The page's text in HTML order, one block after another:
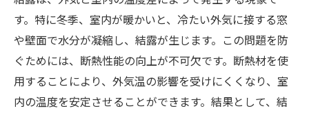
断熱材の施工ポイント
窓やドアの断熱対策
壁と天井の断熱性能の強化方法
床下の断熱対策の重要性
断熱性能向上のためのリフォーム事例
す。特に冬季、室内が暖かいと、冷たい外気に接する窓
や壁面で水分が凝縮し、結露が生じます。この問題を防
ぐためには、断熱性能の向上が不可欠です。断熱材を使
用することにより、外気温の影響を受けにくくなり、室
内の温度を安定させることができます。結果として、結